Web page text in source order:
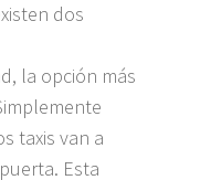
dos
la opción más
taxis van a
Esta